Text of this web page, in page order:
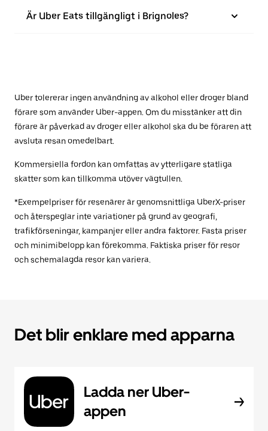
Är Uber Eats tillgängligt i Brignoles?
Uber tolererar ingen användning av alkohol eller droger bland
förare som använder Uber-appen. Om du misstänker att din
förare är påverkad av droger eller alkohol ska du be föraren att
avsluta resan omedelbart.
Kommersiella fordon kan omfattas av ytterligare statliga
skatter som kan tillkomma utöver vägtullen.
*Exempelpriser för resenärer är genomsnittliga UberX-priser
och återspeglar inte variationer på grund av geografi,
trafikförseningar, kampanjer eller andra faktorer. Fasta priser
och minimibelopp kan förekomma. Faktiska priser för resor
och schemalagda resor kan variera.
Det blir enklare med apparna
Ladda ner Uber-
appen